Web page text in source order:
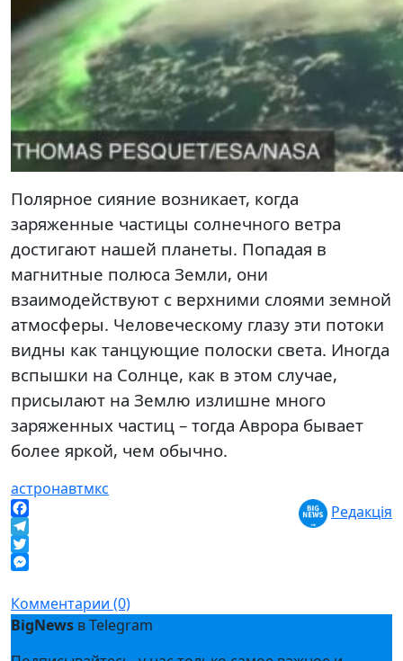
Полярное сияние возникает, когда
заряженные частицы солнечного ветра
достигают нашей планеты. Попадая в
магнитные полюса Земли, они
взаимодействуют с верхними слоями земной
атмосферы. Человеческому глазу эти потоки
видны как танцующие полоски света. Иногда
вспышки на Солнце, как в этом случае,
присылают на Землю излишне много
заряженных частиц – тогда Аврора бывает
более яркой, чем обычно.
астронавтмкс
Facebook
Telegram
Twitter
Редакція
Комментарии (0)
BigNews в Telegram